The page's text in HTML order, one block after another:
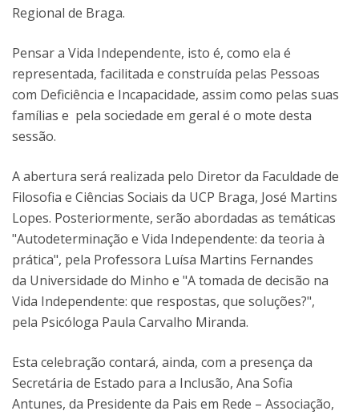
Regional de Braga.
Pensar a Vida Independente, isto é, como ela é
representada, facilitada e construída pelas Pessoas
com Deficiência e Incapacidade, assim como pelas suas
famílias e pela sociedade em geral é o mote desta
sessão.
A abertura será realizada pelo Diretor da Faculdade de
Filosofia e Ciências Sociais da UCP Braga, José Martins
Lopes. Posteriormente, serão abordadas as temáticas
"Autodeterminação e Vida Independente: da teoria à
prática", pela Professora Luísa Martins Fernandes
da Universidade do Minho e "A tomada de decisão na
Vida Independente: que respostas, que soluções?",
pela Psicóloga Paula Carvalho Miranda.
Esta celebração contará, ainda, com a presença da
Secretária de Estado para a Inclusão, Ana Sofia
Antunes, da Presidente da Pais em Rede – Associação,